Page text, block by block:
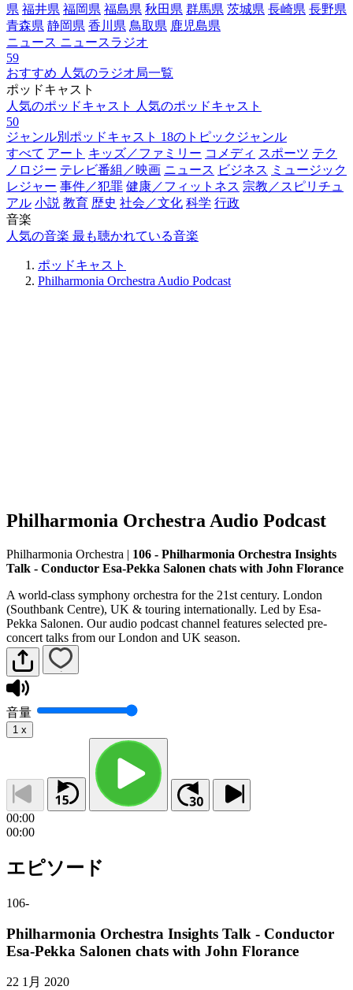
県 福井県 福岡県 福島県 秋田県 群馬県 茨城県 長崎県 長野県
青森県 静岡県 香川県 鳥取県 鹿児島県
ニュース ニュースラジオ
59
おすすめ 人気のラジオ局一覧
ポッドキャスト
人気のポッドキャスト
人気のポッドキャスト
50
ジャンル別ポッドキャスト 18のトピックジャンル
すべて アート キッズ／ファミリー コメディ スポーツ テク
ノロジー テレビ番組／映画 ニュース ビジネス ミュージック
レジャー 事件／犯罪 健康／フィットネス 宗教／スピリチュ
アル 小説 教育 歴史 社会／文化 科学 行政
音楽
人気の音楽 最も聴かれている音楽
ポッドキャスト
Philharmonia Orchestra Audio Podcast
Philharmonia Orchestra Audio Podcast
Philharmonia Orchestra | 106 - Philharmonia Orchestra Insights
Talk - Conductor Esa-Pekka Salonen chats with John Florance
A world-class symphony orchestra for the 21st century. London
(Southbank Centre), UK & touring internationally. Led by Esa-
Pekka Salonen. Our audio podcast channel features selected pre-
concert talks from our London and UK season.
音量
1 x
00:00
00:00
エピソード
106-
Philharmonia Orchestra Insights Talk - Conductor
Esa-Pekka Salonen chats with John Florance
22 1月 2020